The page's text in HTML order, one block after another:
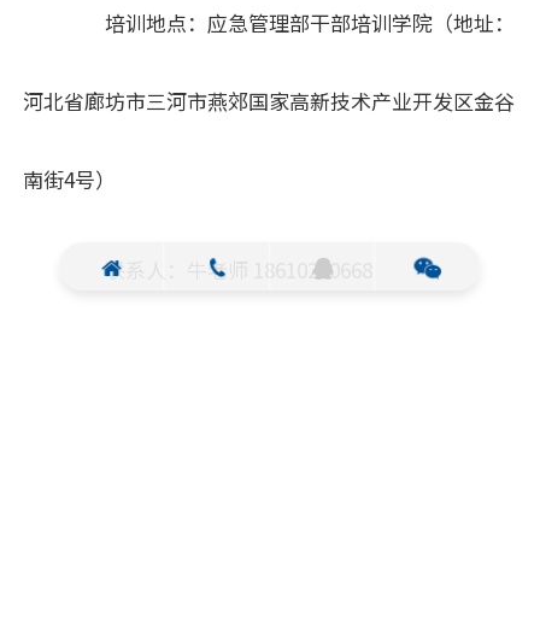
培训地点：应急管理部干部培训学院（地址：
河北省廊坊市三河市燕郊国家高新技术产业开发区金谷
南街4号）
联系人：牛老师 18610200668